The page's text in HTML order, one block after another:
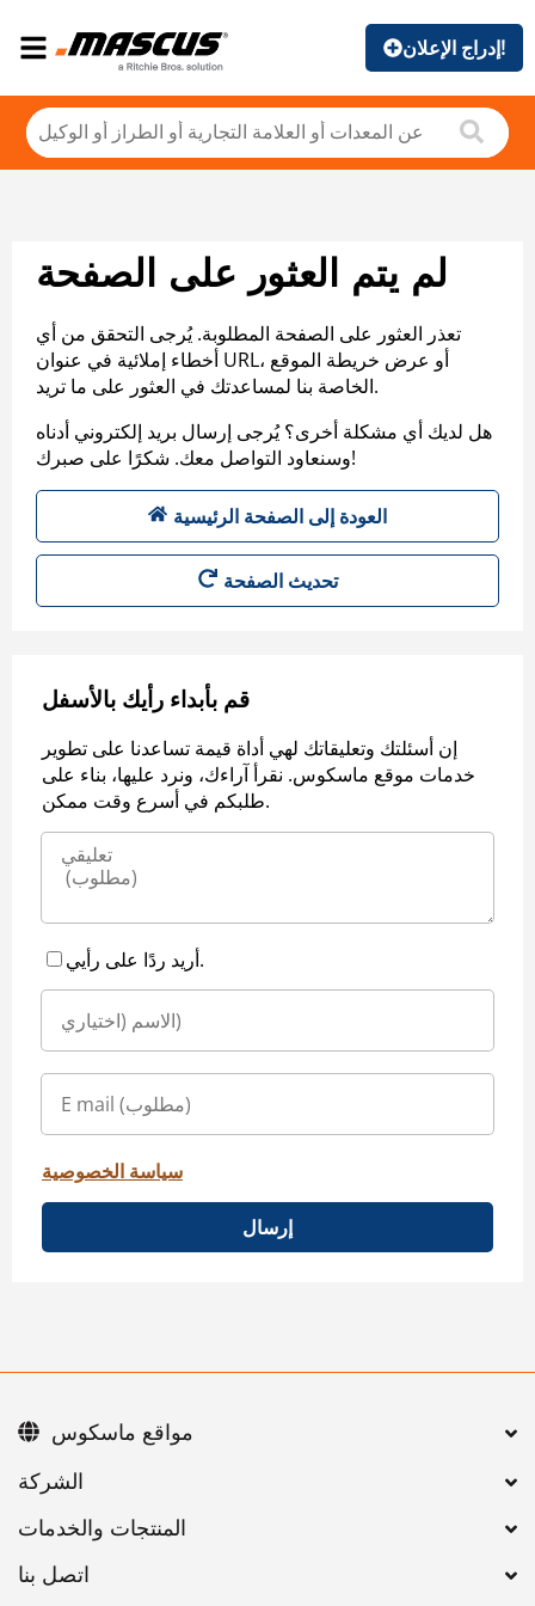
إدراج الإعلان!
لم يتم العثور على الصفحة
تعذر العثور على الصفحة المطلوبة. يُرجى التحقق من أي
أخطاء إملائية في عنوان URL، أو عرض خريطة الموقع
الخاصة بنا لمساعدتك في العثور على ما تريد.
هل لديك أي مشكلة أخرى؟ يُرجى إرسال بريد إلكتروني أدناه
وسنعاود التواصل معك. شكرًا على صبرك!
العودة إلى الصفحة الرئيسية
تحديث الصفحة
قم بأبداء رأيك بالأسفل
إن أسئلتك وتعليقاتك لهي أداة قيمة تساعدنا على تطوير
خدمات موقع ماسكوس. نقرأ آراءك، ونرد عليها، بناء على
طلبكم في أسرع وقت ممكن.
أريد ردًا على رأيي.
سياسة الخصوصية
إرسال
اتصل بنا
مواقع ماسكوس